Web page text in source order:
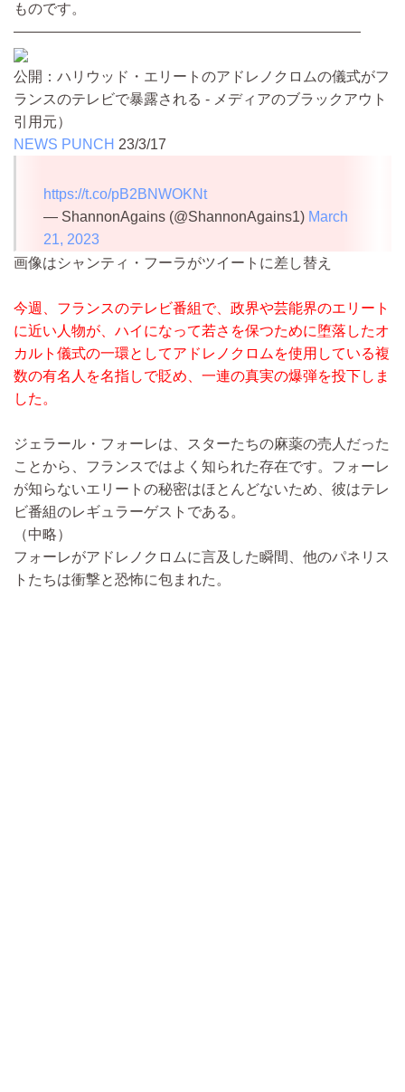
ものです。
————————————————————————
公開：ハリウッド・エリートのアドレノクロムの儀式がフ
ランスのテレビで暴露される - メディアのブラックアウト
引用元）
NEWS PUNCH 23/3/17
https://t.co/pB2BNWOKNt
— ShannonAgains (@ShannonAgains1) March
21, 2023
画像はシャンティ・フーラがツイートに差し替え
今週、フランスのテレビ番組で、政界や芸能界のエリート
に近い人物が、ハイになって若さを保つために堕落したオ
カルト儀式の一環としてアドレノクロムを使用している複
数の有名人を名指しで貶め、一連の真実の爆弾を投下しま
した。
ジェラール・フォーレは、スターたちの麻薬の売人だった
ことから、フランスではよく知られた存在です。フォーレ
が知らないエリートの秘密はほとんどないため、彼はテレ
ビ番組のレギュラーゲストである。
（中略）
フォーレがアドレノクロムに言及した瞬間、他のパネリス
トたちは衝撃と恐怖に包まれた。